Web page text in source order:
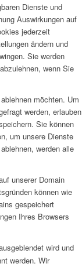
Dienste und
Auswirkungen auf
jederzeit
ändern und
Sie werden
wenn Sie
möchten. Um
werden, erlauben
Sie können
um unsere Dienste
werden alle
unserer Domain
können wie
gespeichert
Ihres Browsers
wird und
werden. Wir